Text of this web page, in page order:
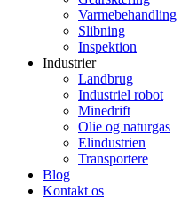
Varmebehandling
Slibning
Inspektion
Industrier
Landbrug
Industriel robot
Minedrift
Olie og naturgas
Elindustrien
Transportere
Blog
Kontakt os